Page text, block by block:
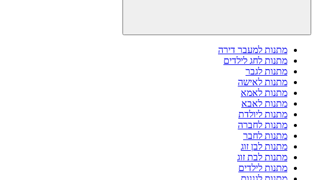
מתנות למעבר דירה
מתנות לחג לילדים
מתנות לגבר
מתנות לאישה
מתנות לאמא
מתנות לאבא
מתנות ליולדת
מתנות לחברה
מתנות לחבר
מתנות לבן זוג
מתנות לבת זוג
מתנות לילדים